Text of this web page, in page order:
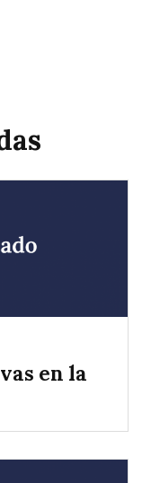
en la